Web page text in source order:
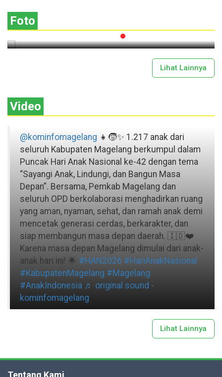
Foto
Lihat Lainnya
Video
@kominfomagelang 👧🧒✨ 1.217 anak dari
seluruh Kabupaten Magelang berkumpul dalam
Puncak Hari Anak Nasional ke-42 dengan tema
“Sayangi Anak, Lindungi, dan Bangun Masa
Depan”. Bersama, Pemkab Magelang dan
seluruh OPD berkolaborasi menghadirkan ruang
yang aman, nyaman, sehat, dan ramah anak demi
mencetak generasi cerdas, berkarakter, dan
siap membangun masa depan daerah. 🇮🇩❤️
Karena masa depan Magelang dimulai dari anak-
anak hari ini! 🌟 #HAN2026 #HariAnakNasional
#KabupatenMagelang #Magelang
#AnakIndonesia ♬ original sound -
kominfomagelang
Lihat Lainnya
Tentang Kami